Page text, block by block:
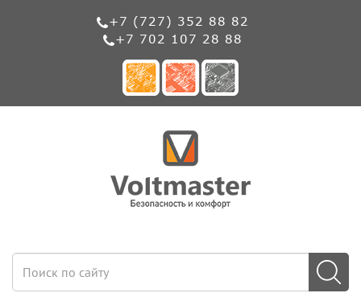
+7 (727) 352 88 82
+7 702 107 28 88